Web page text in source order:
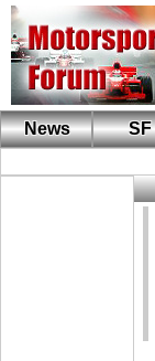
News SF